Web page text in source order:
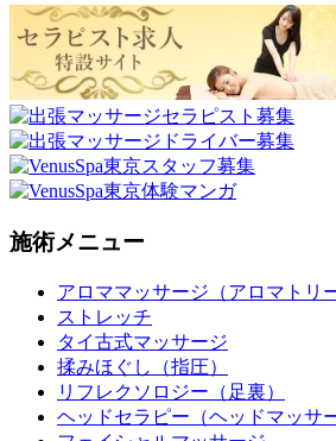
施術メニュー
アロママッサージ（アロマトリ
ストレッチ
タイ古式マッサージ
揉みほぐし（指圧）
リフレクソロジー（足裏）
ヘッドセラピー（ヘッドマッサ